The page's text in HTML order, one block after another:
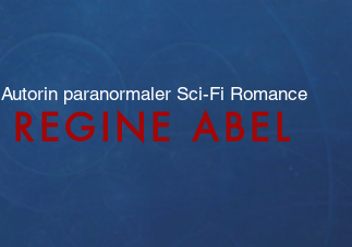
Autorin paranormaler Sci-Fi Romance
REGINE ABEL